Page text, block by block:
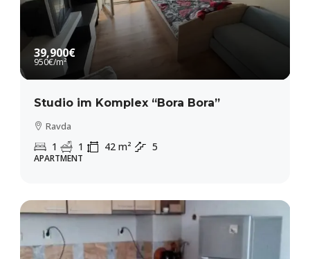
39,900€
950€/m²
Studio im Komplex “Bora Bora”
Ravda
1 1 42 m² 5
APARTMENT